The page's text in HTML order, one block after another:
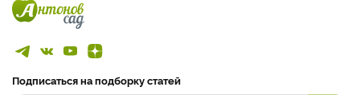
Подписаться на подборку статей